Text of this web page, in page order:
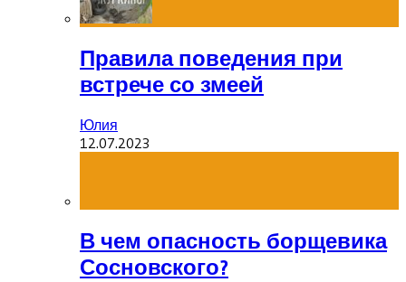
Правила поведения при
встрече со змеей
Юлия
12.07.2023
В чем опасность борщевика
Сосновского?